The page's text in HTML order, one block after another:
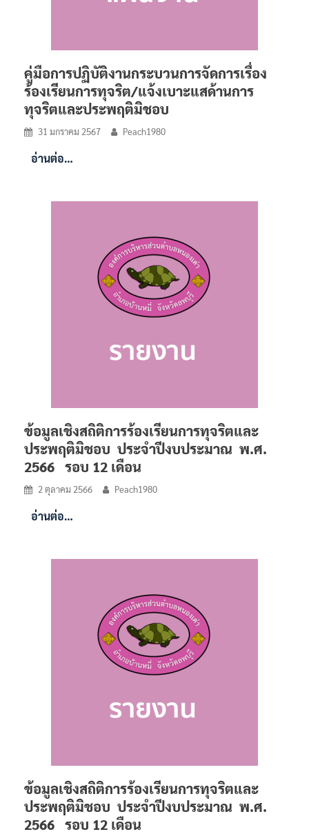
คู่มือการปฏิบัติงานกระบวนการจัดการเรื่อง
ร้องเรียนการทุจริต/แจ้งเบาะแสด้านการ
ทุจริตและประพฤติมิชอบ
31 มกราคม 2567 Peach1980
อ่านต่อ…
ข้อมูลเชิงสถิติการร้องเรียนการทุจริตและ
ประพฤติมิชอบ ประจำปีงบประมาณ พ.ศ.
2566 รอบ 12 เดือน
2 ตุลาคม 2566 Peach1980
อ่านต่อ…
ข้อมูลเชิงสถิติการร้องเรียนการทุจริตและ
ประพฤติมิชอบ ประจำปีงบประมาณ พ.ศ.
2566 รอบ 12 เดือน